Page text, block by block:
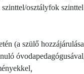
osztályfok
(a szülő
,